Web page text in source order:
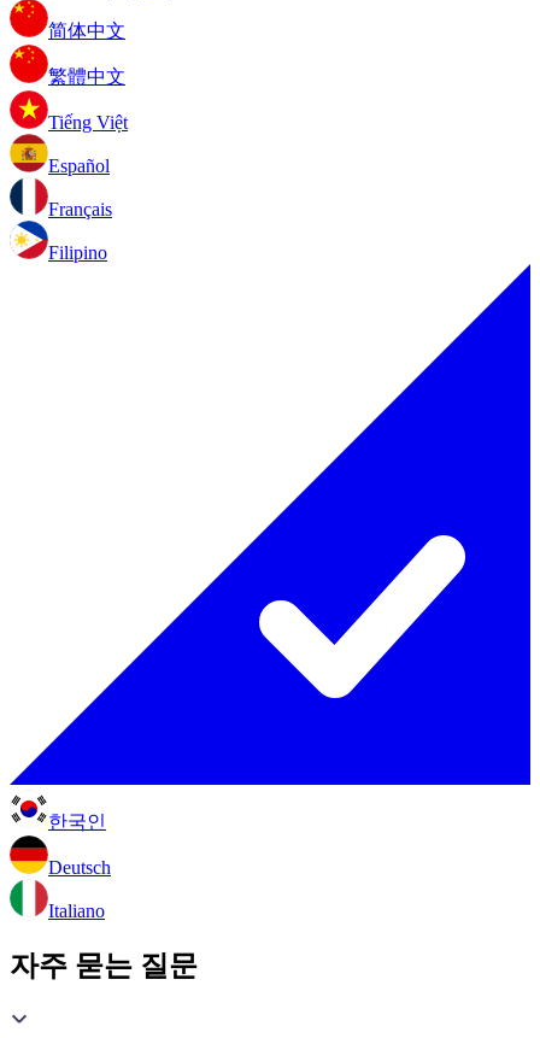
简体中文
繁體中文
Tiếng Việt
Español
Français
Filipino
한국인
Deutsch
Italiano
자주 묻는 질문